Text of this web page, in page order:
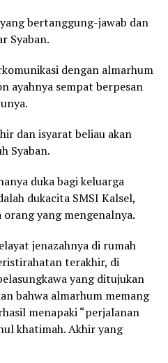
bertanggung-jawab dan
Syaban.
dengan almarhum
ayahnya sempat berpesan
dan isyarat beliau akan
Syaban.
duka bagi keluarga
dukacita SMSI Kalsel,
yang mengenalnya.
jenazahnya di rumah
terakhir, di
yang ditujukan
bahwa almarhum memang
menapaki “perjalanan
khatimah. Akhir yang